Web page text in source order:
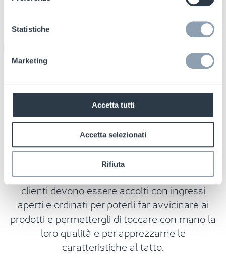
Statistiche
Marketing
Accetta tutti
Accetta selezionati
Rifiuta
Il sistema antitaccheggio SFERO di
Checkpoint p
rotegge i tuoi store,
riduce le differenze inventariali e
ottimizza i profitti
Proteggere gli store e i prodotti senza
compromettere la customer experience è
una sfida per tutti i retailer. Per quanto
riguarda i negozi di moda e abbigliamento, i
clienti devono essere accolti con ingressi
aperti e ordinati per poterli far avvicinare ai
prodotti e permettergli di toccare con mano la
loro qualità e per apprezzarne le
caratteristiche al tatto.